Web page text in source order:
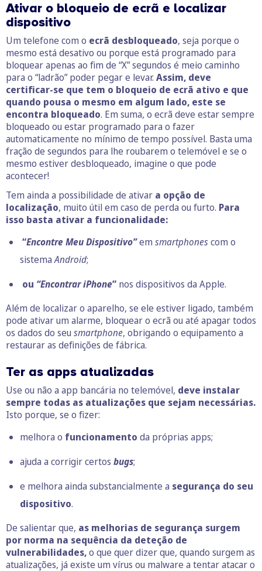
Ativar o bloqueio de ecrã e localizar
dispositivo
Um telefone com o ecrã desbloqueado, seja porque o
mesmo está desativo ou porque está programado para
bloquear apenas ao fim de “X” segundos é meio caminho
para o “ladrão” poder pegar e levar.Assim, deve
certificar-se que tem o bloqueio de ecrã ativo e que
quando pousa o mesmo em algum lado, este se
encontra bloqueado. Em suma, o ecrã deve estar sempre
bloqueado ou estar programado para o fazer
automaticamente no mínimo de tempo possível. Basta uma
fração de segundos para lhe roubarem o telemóvel e se o
mesmo estiver desbloqueado, imagine o que pode
acontecer!
Tem ainda a possibilidade de ativar a opção de
localização, muito útil em caso de perda ou furto. Para
isso basta ativar a funcionalidade:
“Encontre Meu Dispositivo”em smartphonescom o
sistemaAndroid;
ou “Encontrar iPhone” nos dispositivos da Apple.
Além de localizar o aparelho, se ele estiver ligado, também
pode ativar um alarme, bloquear o ecrã ou até apagar todos
os dados do seu smartphone, obrigando o equipamento a
restaurar as definições de fábrica.
Ter as apps atualizadas
Use ou não a app bancária no telemóvel, deve instalar
sempre todas as atualizações que sejam necessárias.
Isto porque, se o fizer:
melhora o funcionamento da próprias apps;
ajuda a corrigir certos bugs;
e melhora ainda substancialmente a segurança do seu
dispositivo.
De salientar que, as melhorias de segurança surgem
por norma na sequência da deteção de
vulnerabilidades,o que quer dizer que, quando surgem as
atualizações, já existe um vírus ou malware a tentar atacar o